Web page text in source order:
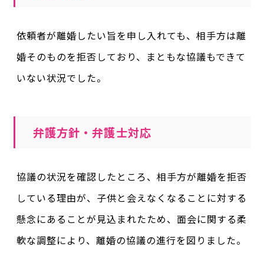
依頼者が離婚したい旨を申し入れても、相手方は離
婚そのものを拒否しており、まともな協議もできて
いない状況でした。
弁護方針・弁護士対応
協議の状況を確認したところ、相手方が離婚を拒否
している理由が、子供と会えなくなることに対する
懸念にあることが見込まれたため、面会に関する柔
軟な調整により、離婚の協議の進行を図りました。